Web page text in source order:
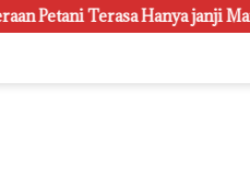
Polsri Juara Umum